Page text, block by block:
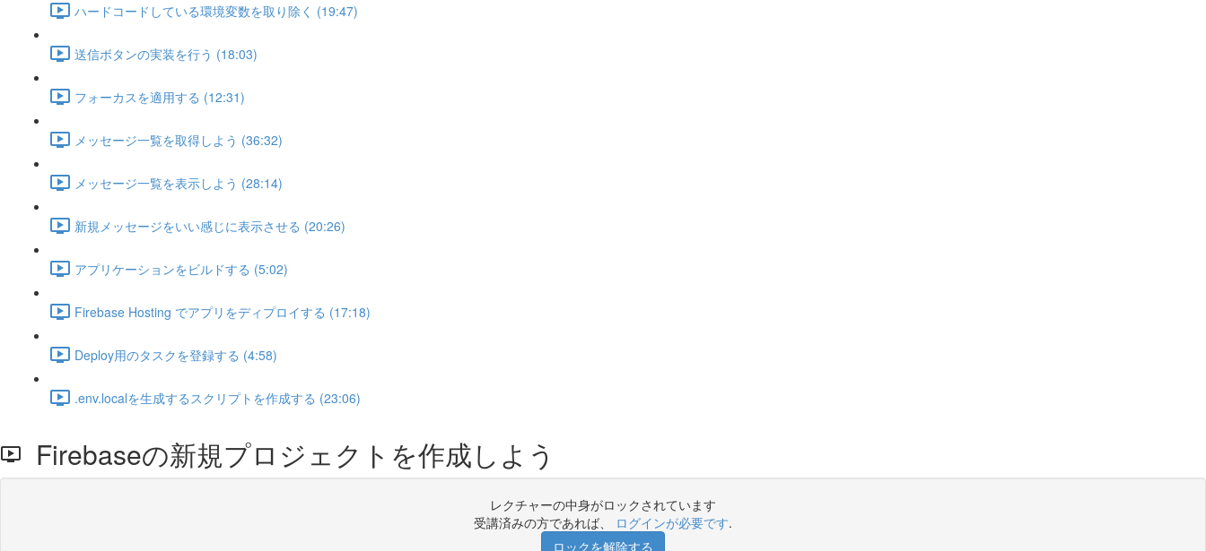
ハードコードしている環境変数を取り除く (19:47)
送信ボタンの実装を行う (18:03)
フォーカスを適用する (12:31)
メッセージ一覧を取得しよう (36:32)
メッセージ一覧を表示しよう (28:14)
新規メッセージをいい感じに表示させる (20:26)
アプリケーションをビルドする (5:02)
Firebase Hosting でアプリをディプロイする (17:18)
Deploy用のタスクを登録する (4:58)
.env.localを生成するスクリプトを作成する (23:06)
Firebaseの新規プロジェクトを作成しよう
レクチャーの中身がロックされています
受講済みの方であれば、 ログインが必要です.
ロックを解除する